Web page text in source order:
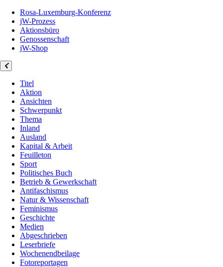
Rosa-Luxemburg-Konferenz
jW-Prozess
Aktionsbüro
Genossenschaft
jW-Shop
Titel
Aktion
Ansichten
Schwerpunkt
Thema
Inland
Ausland
Kapital & Arbeit
Feuilleton
Sport
Politisches Buch
Betrieb & Gewerkschaft
Antifaschismus
Natur & Wissenschaft
Feminismus
Geschichte
Medien
Abgeschrieben
Leserbriefe
Wochenendbeilage
Fotoreportagen